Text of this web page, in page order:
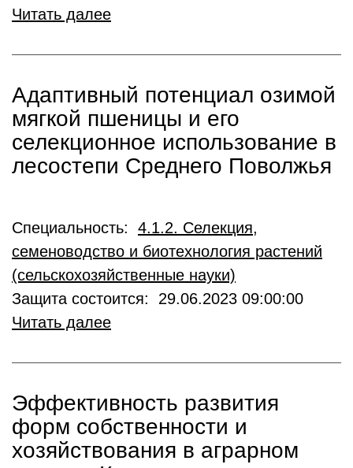
Читать далее
Адаптивный потенциал озимой
мягкой пшеницы и его
селекционное использование в
лесостепи Среднего Поволжья
Специальность: 4.1.2. Селекция,
семеноводство и биотехнология растений
(сельскохозяйственные науки)
Защита состоится: 29.06.2023 09:00:00
Читать далее
Эффективность развития
форм собственности и
хозяйствования в аграрном